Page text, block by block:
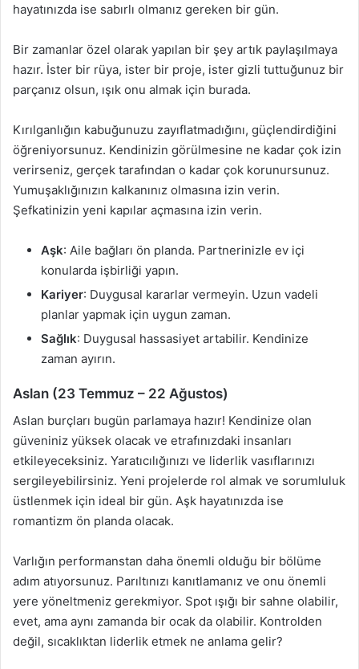
hayatınızda ise sabırlı olmanız gereken bir gün.
Bir zamanlar özel olarak yapılan bir şey artık paylaşılmaya
hazır. İster bir rüya, ister bir proje, ister gizli tuttuğunuz bir
parçanız olsun, ışık onu almak için burada.
Kırılganlığın kabuğunuzu zayıflatmadığını, güçlendirdiğini
öğreniyorsunuz. Kendinizin görülmesine ne kadar çok izin
verirseniz, gerçek tarafından o kadar çok korunursunuz.
Yumuşaklığınızın kalkanınız olmasına izin verin.
Şefkatinizin yeni kapılar açmasına izin verin.
Aşk: Aile bağları ön planda. Partnerinizle ev içi
konularda işbirliği yapın.
Kariyer: Duygusal kararlar vermeyin. Uzun vadeli
planlar yapmak için uygun zaman.
Sağlık: Duygusal hassasiyet artabilir. Kendinize
zaman ayırın.
Aslan (23 Temmuz – 22 Ağustos)
Aslan burçları bugün parlamaya hazır! Kendinize olan
güveniniz yüksek olacak ve etrafınızdaki insanları
etkileyeceksiniz. Yaratıcılığınızı ve liderlik vasıflarınızı
sergileyebilirsiniz. Yeni projelerde rol almak ve sorumluluk
üstlenmek için ideal bir gün. Aşk hayatınızda ise
romantizm ön planda olacak.
Varlığın performanstan daha önemli olduğu bir bölüme
adım atıyorsunuz. Parıltınızı kanıtlamanız ve onu önemli
yere yöneltmeniz gerekmiyor. Spot ışığı bir sahne olabilir,
evet, ama aynı zamanda bir ocak da olabilir. Kontrolden
değil, sıcaklıktan liderlik etmek ne anlama gelir?